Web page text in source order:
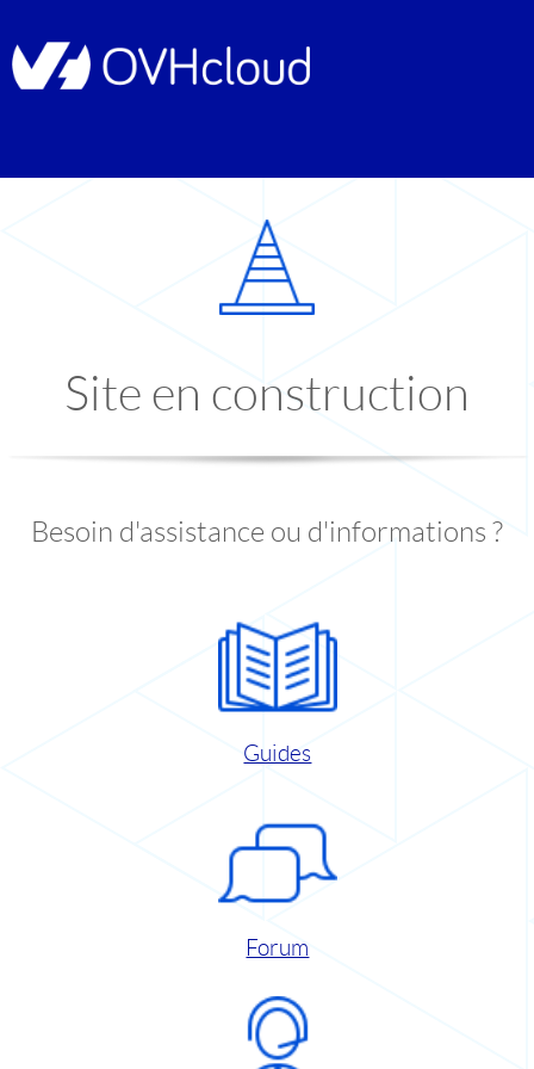
Site en construction
Besoin d'assistance ou d'informations ?
Guides
Forum